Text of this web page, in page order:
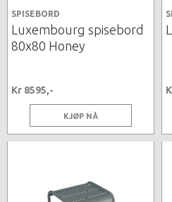
SPISEBORD
Luxembourg spisebord
80x80 Honey
Kr 8595,-
KJØP NÅ